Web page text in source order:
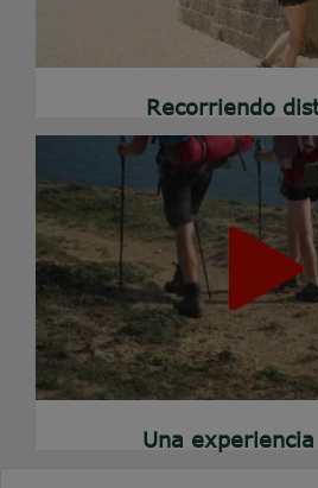
Recorriendo
Una